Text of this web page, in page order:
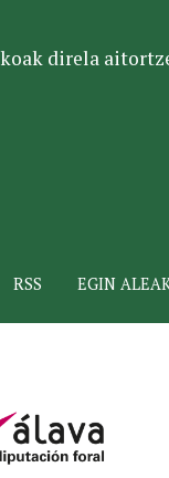
direla
RSS EGIN